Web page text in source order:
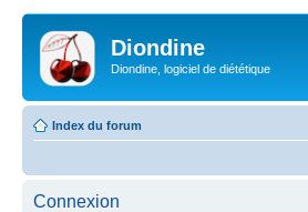
Diondine
Diondine, logiciel de diététique
Index du forum
Connexion